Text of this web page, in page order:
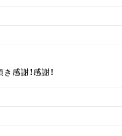
感謝！感謝！